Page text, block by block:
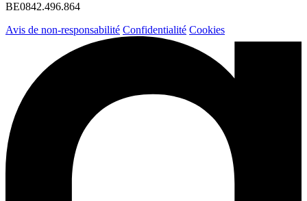
BE0842.496.864
Avis de non-responsabilité Confidentialité Cookies